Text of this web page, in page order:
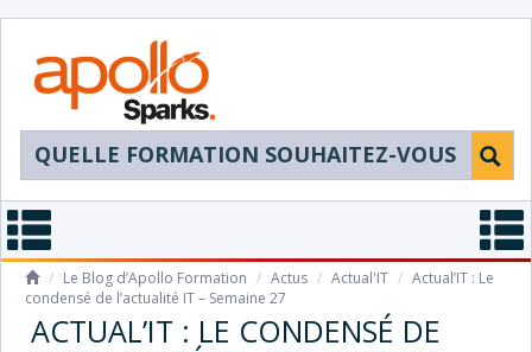
/ Le Blog d’Apollo Formation / Actus / Actual'IT / Actual’IT : Le
condensé de l’actualité IT – Semaine 27
ACTUAL’IT : LE CONDENSÉ DE